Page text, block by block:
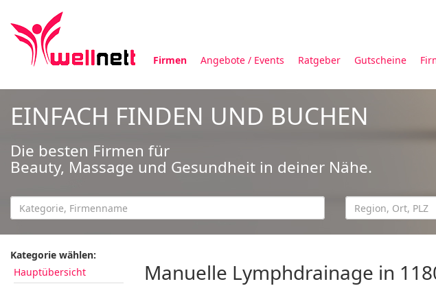
Firmen Angebote / Events Ratgeber Gutscheine
EINFACH FINDEN UND BUCHEN
Die besten Firmen für
Beauty, Massage und Gesundheit in deiner Nähe.
Kategorie wählen:
Hauptübersicht
Manuelle Lymphdrainage in